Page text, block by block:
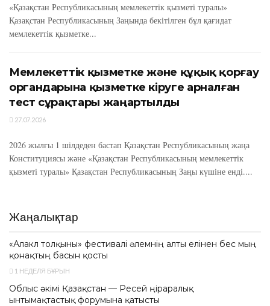
«Қазақстан Республикасының мемлекеттік қызметі туралы»
Қазақстан Республикасының Заңында бекітілген бұл қағидат
мемлекеттік қызметке...
Мемлекеттік қызметке және құқық қорғау
органдарына қызметке кіруге арналған
тест сұрақтары жаңартылды
27.07.2026
2026 жылғы 1 шілдеден бастап Қазақстан Республикасының жаңа
Конституциясы және «Қазақстан Республикасының мемлекеттік
қызметі туралы» Қазақстан Республикасының Заңы күшіне енді....
Жаңалықтар
«Алакөл толқыны» фестивалі әлемнің алты елінен бес мың
қонақтың басын қосты
1 НЕДЕЛЯ БҰРЫН
Облыс әкімі Қазақстан — Ресей өңіраралық
ынтымақтастық форумына қатысты